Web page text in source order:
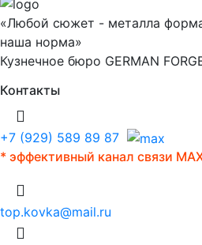
«Любой сюжет - металла
наша норма»
Кузнечное бюро GERMAN
Контакты
+7 (929) 589 89 87
* эффективный канал связи
top.kovka@mail.ru